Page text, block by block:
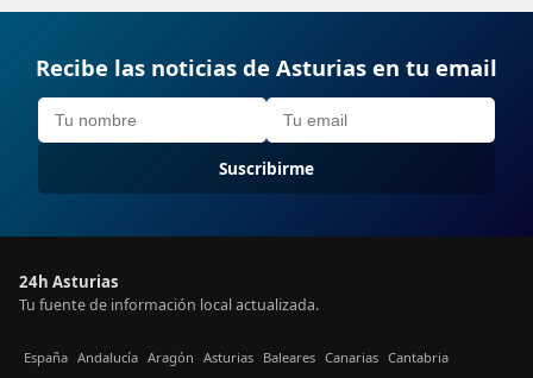
Recibe las noticias de Asturias en tu email
Suscribirme
24h Asturias
Tu fuente de información local actualizada.
España Andalucía Aragón Asturias Baleares Canarias Cantabria